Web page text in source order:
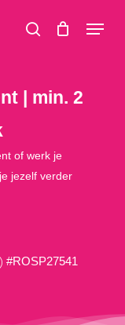
search
Menu
| min. 2
of werk je
jezelf verder
#ROSP27541